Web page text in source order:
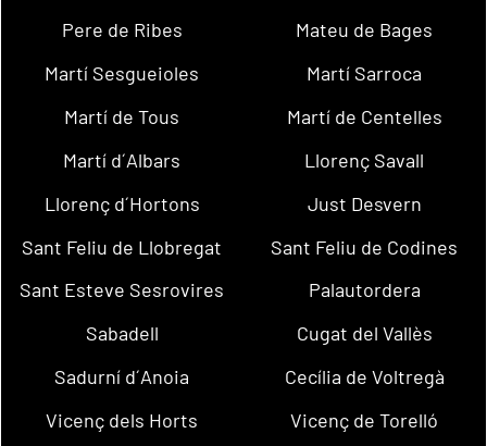
Pere de Ribes
Mateu de Bages
Martí Sesgueioles
Martí Sarroca
Martí de Tous
Martí de Centelles
Martí d´Albars
Llorenç Savall
Llorenç d´Hortons
Just Desvern
Sant Feliu de Llobregat
Sant Feliu de Codines
Sant Esteve Sesrovires
Palautordera
Sabadell
Cugat del Vallès
Sadurní d´Anoia
Cecília de Voltregà
Vicenç dels Horts
Vicenç de Torelló